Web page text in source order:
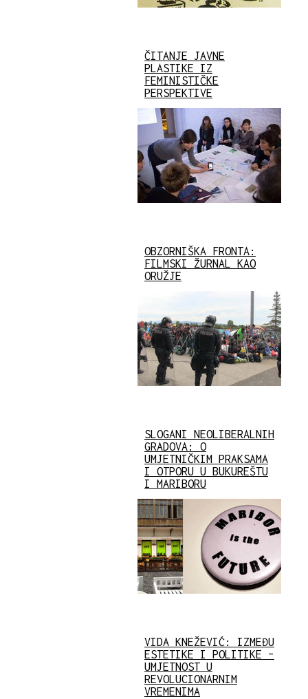
ČITANJE JAVNE
PLASTIKE IZ
FEMINISTIČKE
PERSPEKTIVE
OBZORNIŠKA FRONTA:
FILMSKI ŽURNAL KAO
ORUŽJE
SLOGANI NEOLIBERALNIH
GRADOVA: O
UMJETNIČKIM PRAKSAMA
I OTPORU U BUKUREŠTU
I MARIBORU
VIDA KNEŽEVIĆ: IZMEĐU
ESTETIKE I POLITIKE –
UMJETNOST U
REVOLUCIONARNIM
VREMENIMA